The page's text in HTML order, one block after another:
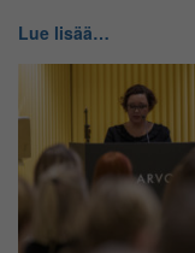
Lue lisää…